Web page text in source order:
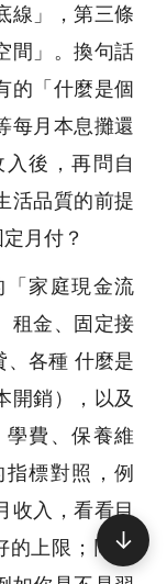
線」，第三條
間」。換句話
的「什麼是個
每月本息攤還
後，再問自
活品質的前提
月付？
家庭現金流
租金、固定接
、各種 什麼是
開銷），以及
費、保養維
標對照，例
收入，看看目
的上限；同時
↓